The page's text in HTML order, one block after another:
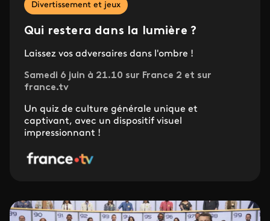
Divertissement et jeux
Qui restera dans la lumière ?
Laissez vos adversaires dans l'ombre !
Samedi 6 juin à 21.10 sur France 2 et sur
france.tv
Un quiz de culture générale unique et
captivant, avec un dispositif visuel
impressionnant !